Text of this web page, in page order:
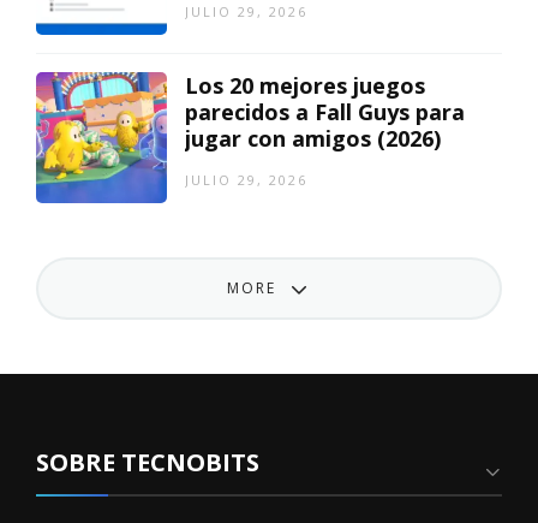
JULIO 29, 2026
Los 20 mejores juegos
parecidos a Fall Guys para
jugar con amigos (2026)
JULIO 29, 2026
MORE
SOBRE TECNOBITS